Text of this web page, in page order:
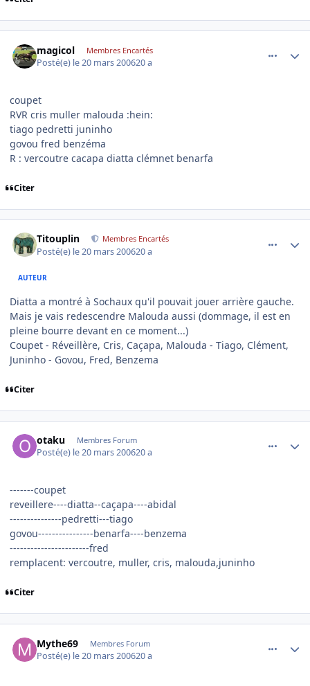
magicol Membres Encartés
Posté(e) le 20 mars 200620 a
coupet
RVR cris muller malouda :hein:
tiago pedretti juninho
govou fred benzéma
R : vercoutre cacapa diatta clémnet benarfa
Citer
Titouplin Membres Encartés
Posté(e) le 20 mars 200620 a
AUTEUR
Diatta a montré à Sochaux qu'il pouvait jouer arrière gauche.
Mais je vais redescendre Malouda aussi (dommage, il est en
pleine bourre devant en ce moment...)
Coupet - Réveillère, Cris, Caçapa, Malouda - Tiago, Clément,
Juninho - Govou, Fred, Benzema
Citer
otaku Membres Forum
Posté(e) le 20 mars 200620 a
-------coupet
reveillere----diatta--caçapa----abidal
---------------pedretti---tiago
govou----------------benarfa----benzema
-----------------------fred
remplacent: vercoutre, muller, cris, malouda,juninho
Citer
Mythe69 Membres Forum
Posté(e) le 20 mars 200620 a